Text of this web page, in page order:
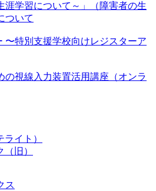
涯学習について～」（障害者の生
ついて
〜特別支援学校向けレジスターア
の視線入力装置活用講座（オンラ
イト）
旧）
ス